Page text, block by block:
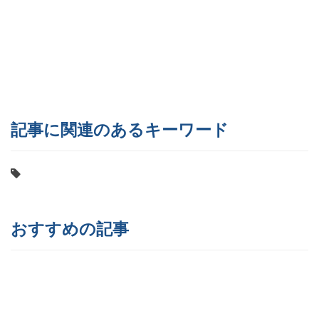
記事に関連のあるキーワード
おすすめの記事